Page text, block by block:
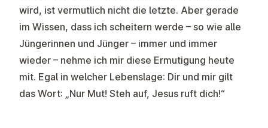
wird, ist vermutlich nicht die letzte. Aber gerade
im Wissen, dass ich scheitern werde – so wie alle
Jüngerinnen und Jünger – immer und immer
wieder – nehme ich mir diese Ermutigung heute
mit. Egal in welcher Lebenslage: Dir und mir gilt
das Wort: „Nur Mut! Steh auf, Jesus ruft dich!“